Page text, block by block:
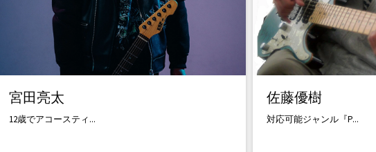
宮田亮太
12歳でアコースティ...
佐藤優樹
対応可能ジャンル『P...